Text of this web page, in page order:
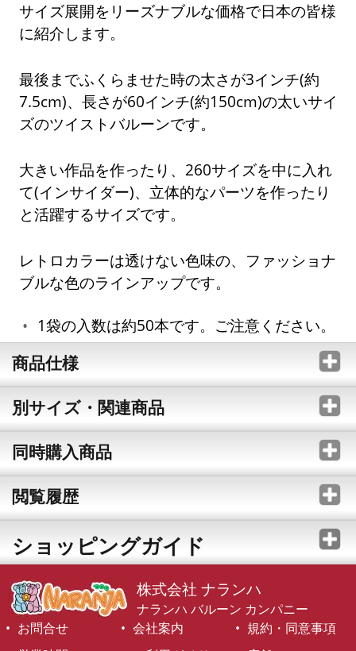
サイズ展開をリーズナブルな価格で日本の皆様
に紹介します。
最後までふくらませた時の太さが3インチ(約
7.5cm)、長さが60インチ(約150cm)の太いサイ
ズのツイストバルーンです。
大きい作品を作ったり、260サイズを中に入れ
て(インサイダー)、立体的なパーツを作ったり
と活躍するサイズです。
レトロカラーは透けない色味の、ファッショナ
ブルな色のラインアップです。
1袋の入数は約50本です。ご注意ください。
商品仕様
別サイズ・関連商品
同時購入商品
閲覧履歴
ショッピングガイド
株式会社 ナランハ
ナランハ バルーン カンパニー
お問合せ
会社案内
規約・同意事項